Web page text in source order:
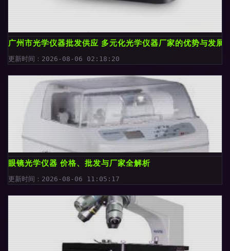
广州市光学仪器批发供应 多元化光学仪器厂家的优势与发展
更新时间：2026-08-06 02:18:20
眼镜光学仪器 价格、批发与厂家全解析
更新时间：2026-08-06 11:05:17